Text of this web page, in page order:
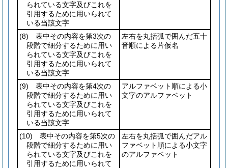
られている文字及びこれを
引用するために用いられて
いる当該文字
(8) 表中その内容を第3次の
段階で細分するために用い
られている文字及びこれを
引用するために用いられて
いる当該文字
左右を丸括弧で囲んだ五十
音順による片仮名
(9) 表中その内容を第4次の
段階で細分するために用い
られている文字及びこれを
引用するために用いられて
いる当該文字
アルファベット順による小
文字のアルファベット
(10) 表中その内容を第5次の
段階で細分するために用い
られている文字及びこれを
引用するために用いられて
左右を丸括弧で囲んだアル
ファベット順による小文字
のアルファベット